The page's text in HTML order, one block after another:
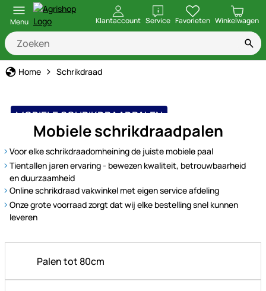
Menu Klantaccount ServiceopenenFavorieten Winkelwagen
Home Schrikdraad
MOBIELE SCHRIKDRAADPALEN
Mobiele schrikdraadpalen
Voor elke schrikdraadomheining de juiste mobiele paal
Tientallen jaren ervaring - bewezen kwaliteit, betrouwbaarheid
en duurzaamheid
Online schrikdraad vakwinkel met eigen service afdeling
Onze grote voorraad zorgt dat wij elke bestelling snel kunnen
leveren
Palen tot 80cm